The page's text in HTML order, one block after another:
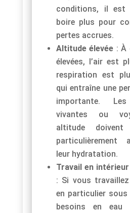
conditions, il est
boire plus pour
pertes accrues.
Altitude élevée : À
élevées, l’air est
respiration est
qui entraîne une
importante.
vivantes ou
altitude
particulièrement
leur hydratation.
Travail en
: Si vous travaillez
en particulier
besoins en eau